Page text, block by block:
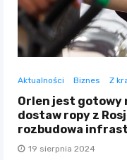
Aktualności Biznes Z
Orlen jest gotowy
dostaw ropy z
rozbudowa
19 sierpnia 2024